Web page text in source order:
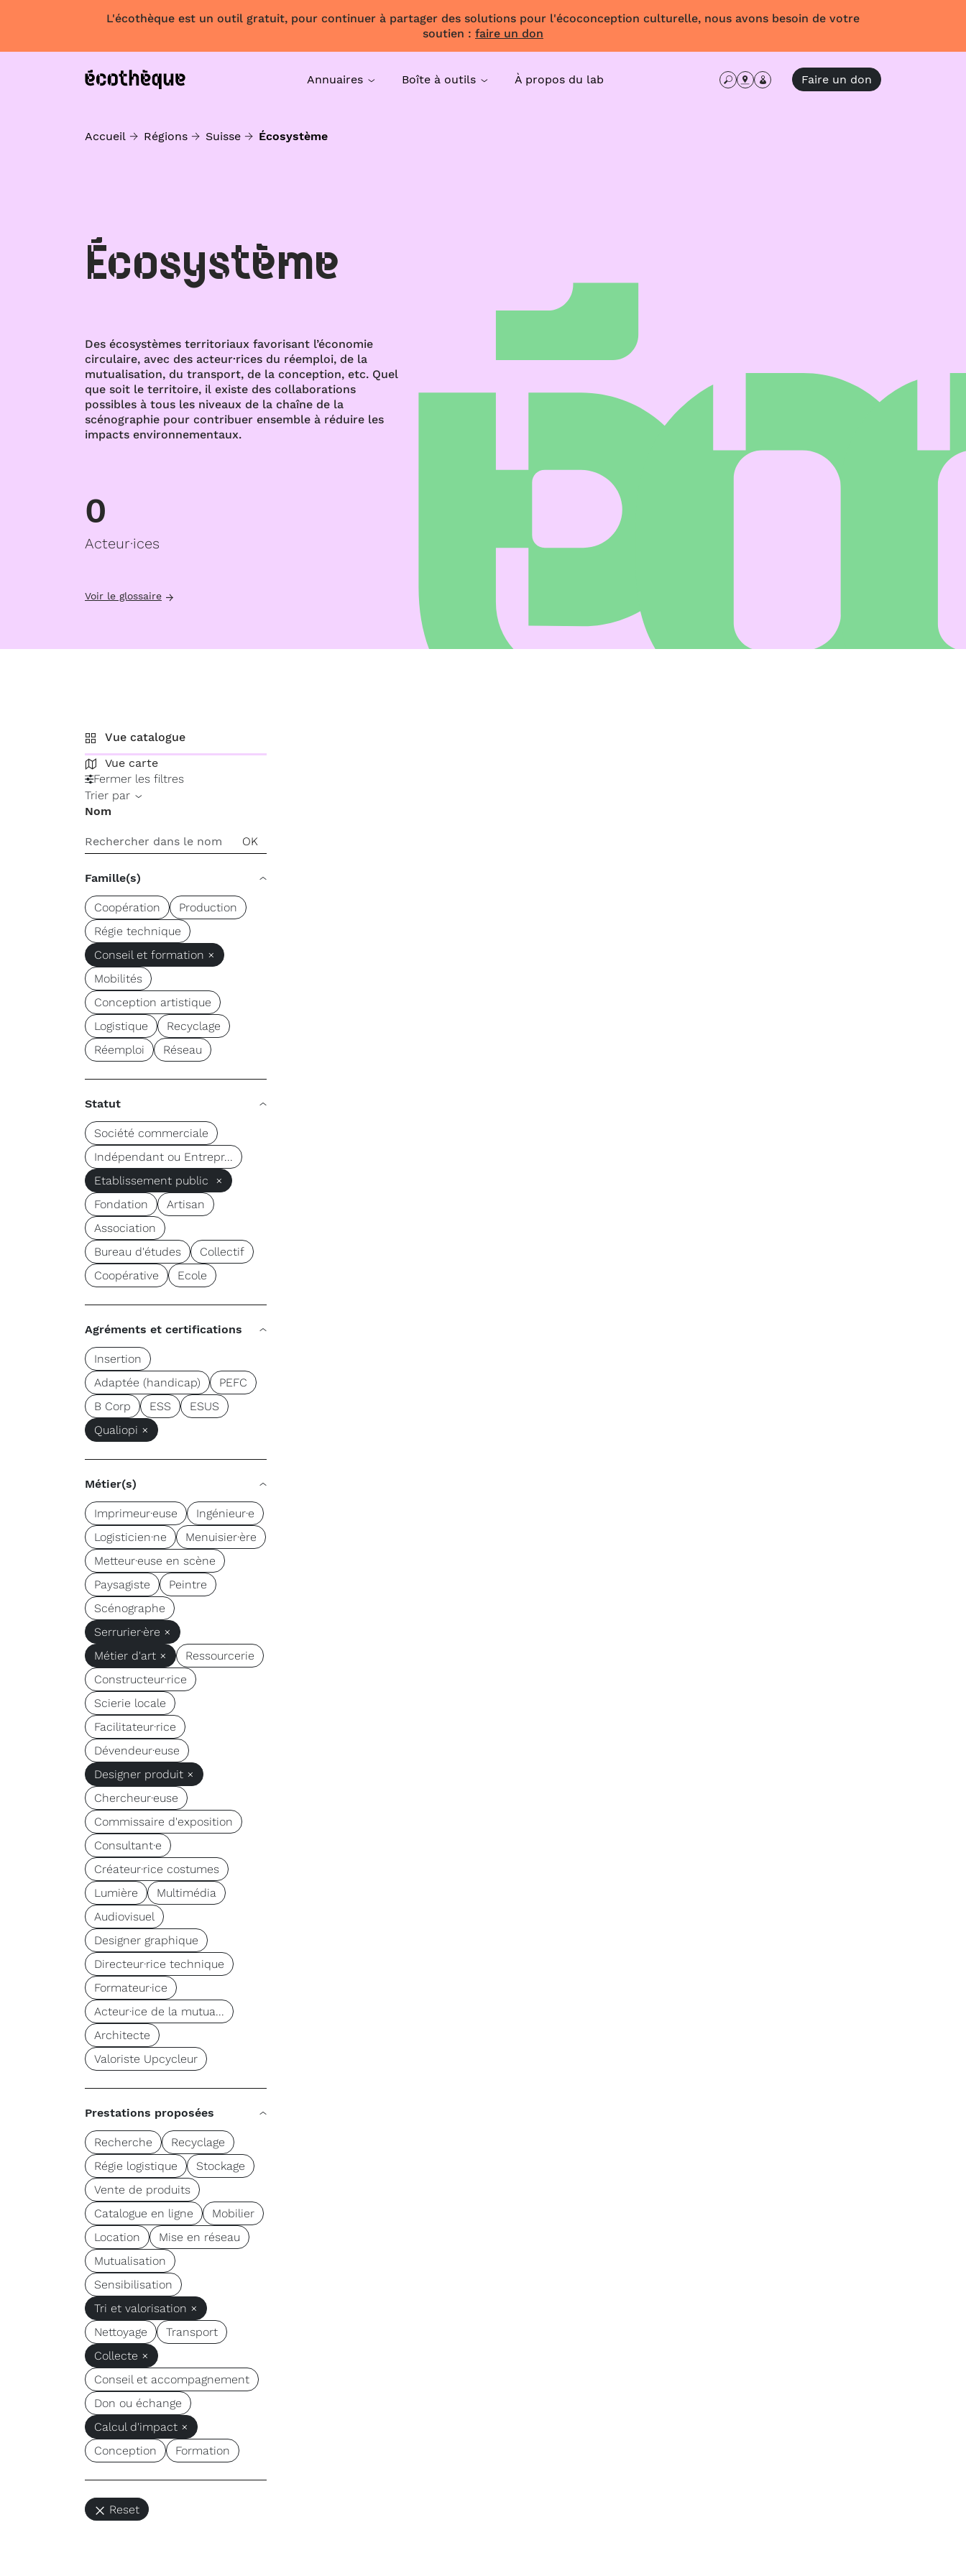
L'écothèque est un outil gratuit, pour continuer à partager des solutions pour l'écoconception culturelle, nous avons besoin de votre
soutien : faire un don
Annuaires Boîte à outils À propos du lab Faire un don
Accueil Régions Suisse Écosystème
Écosystème
Des écosystèmes territoriaux favorisant l’économie
circulaire, avec des acteur·rices du réemploi, de la
mutualisation, du transport, de la conception, etc. Quel
que soit le territoire, il existe des collaborations
possibles à tous les niveaux de la chaîne de la
scénographie pour contribuer ensemble à réduire les
impacts environnementaux.
0
Acteur·ices
Voir le glossaire
Vue catalogue
Vue carte
Fermer les filtres
Trier par
Nom
Famille(s)
Coopération
Production
Régie technique
Conseil et formation ×
Mobilités
Conception artistique
Logistique
Recyclage
Réemploi
Réseau
Statut
Société commerciale
Indépendant ou Entrepr...
Etablissement public ×
Fondation
Artisan
Association
Bureau d'études
Collectif
Coopérative
Ecole
Agréments et certifications
Insertion
Adaptée (handicap)
PEFC
B Corp
ESS
ESUS
Qualiopi ×
Métier(s)
Imprimeur·euse
Ingénieur·e
Logisticien·ne
Menuisier·ère
Metteur·euse en scène
Paysagiste
Peintre
Scénographe
Serrurier·ère ×
Métier d'art ×
Ressourcerie
Constructeur·rice
Scierie locale
Facilitateur·rice
Dévendeur·euse
Designer produit ×
Chercheur·euse
Commissaire d'exposition
Consultant·e
Créateur·rice costumes
Lumière
Multimédia
Audiovisuel
Designer graphique
Directeur·rice technique
Formateur·ice
Acteur·ice de la mutua...
Architecte
Valoriste Upcycleur
Prestations proposées
Recherche
Recyclage
Régie logistique
Stockage
Vente de produits
Catalogue en ligne
Mobilier
Location
Mise en réseau
Mutualisation
Sensibilisation
Tri et valorisation ×
Nettoyage
Transport
Collecte ×
Conseil et accompagnement
Don ou échange
Calcul d'impact ×
Conception
Formation
Reset